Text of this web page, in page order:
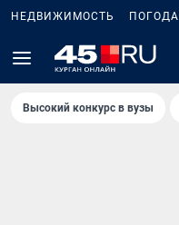
НЕДВИЖИМОСТЬ ПОГОДА
Высокий конкурс в вузы